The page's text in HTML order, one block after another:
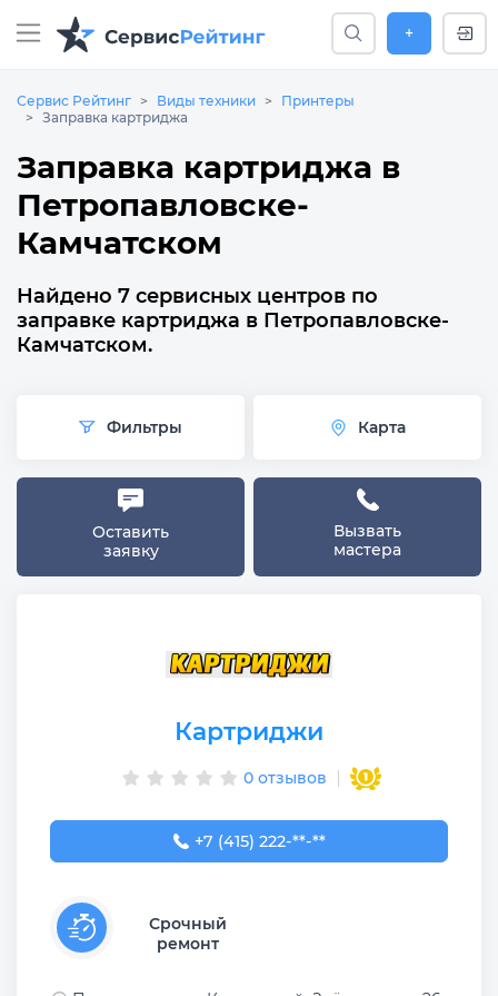
+
Сервис Рейтинг Виды техники
Принтеры
Заправка картриджа
Заправка картриджа в
Петропавловске-
Камчатском
Найдено 7 сервисных центров по
заправке картриджа в Петропавловске-
Камчатском.
Фильтры Карта
Оставить
заявку
Вызвать
мастера
Картриджи
0 отзывов
+7 (415) 222-22-02
+7 (415) 222-**-**
Срочный
ремонт